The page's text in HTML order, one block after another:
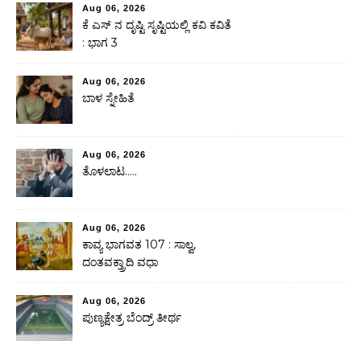
Aug 06, 2026
ಕೆ ಎಸ್ ನ ದೃಷ್ಟಿ ಸೃಷ್ಟಿಯಲ್ಲಿ ಕವಿ ಕವಿತೆ
: ಭಾಗ 3
Aug 06, 2026
ಬಾಳ ಸ್ನೇಹಿತೆ
Aug 06, 2026
ತೊಳಲಾಟ…..
Aug 06, 2026
ಕಾವ್ಯ ಭಾಗವತ 107 : ಸಾಲ್ವ,
ದಂತವಕ್ತ್ರಾದಿ ವಧಾ
Aug 06, 2026
ಪುಣ್ಯಕ್ಷೇತ್ರ ಬೆಂದ್ರ್ ತೀರ್ಥ